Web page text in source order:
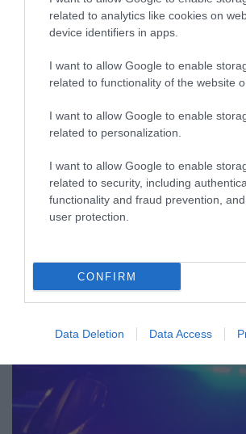
related to analytics like cookies on
device identifiers in apps.
I want to allow Google to enable
related to functionality of the website
I want to allow Google to enable
related to personalization.
I want to allow Google to enable
related to security, including
functionality and fraud prevention,
user protection.
CONFIRM
Data Deletion Data Access
ΕΛΛΑΔΑ